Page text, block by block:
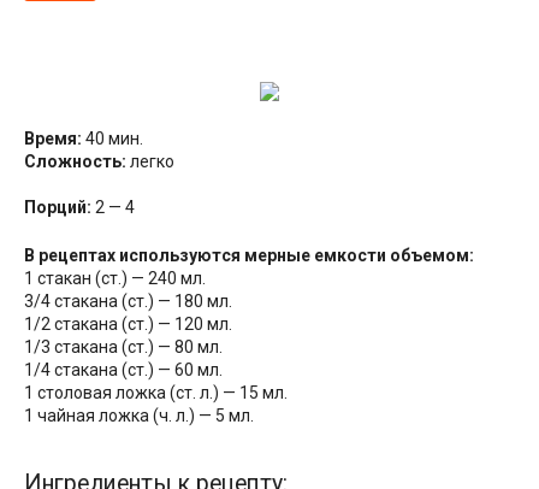
Время: 40 мин.
Сложность: легко
Порций: 2 — 4
В рецептах используются мерные емкости объемом:
1 стакан (ст.) — 240 мл.
3/4 стакана (ст.) — 180 мл.
1/2 стакана (ст.) — 120 мл.
1/3 стакана (ст.) — 80 мл.
1/4 стакана (ст.) — 60 мл.
1 столовая ложка (ст. л.) — 15 мл.
1 чайная ложка (ч. л.) — 5 мл.